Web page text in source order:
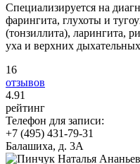
Специализируется на
фарингита, глухоты и
(тонзиллита), ларингита,
уха и верхних
16
отзывов
4.91
рейтинг
Телефон для записи:
+7 (495) 431-79-31
Балашиха, д. 3А